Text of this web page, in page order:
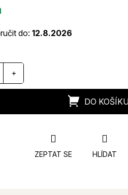
do: 12.8.2026
+
ZEPTAT SE HLÍDAT